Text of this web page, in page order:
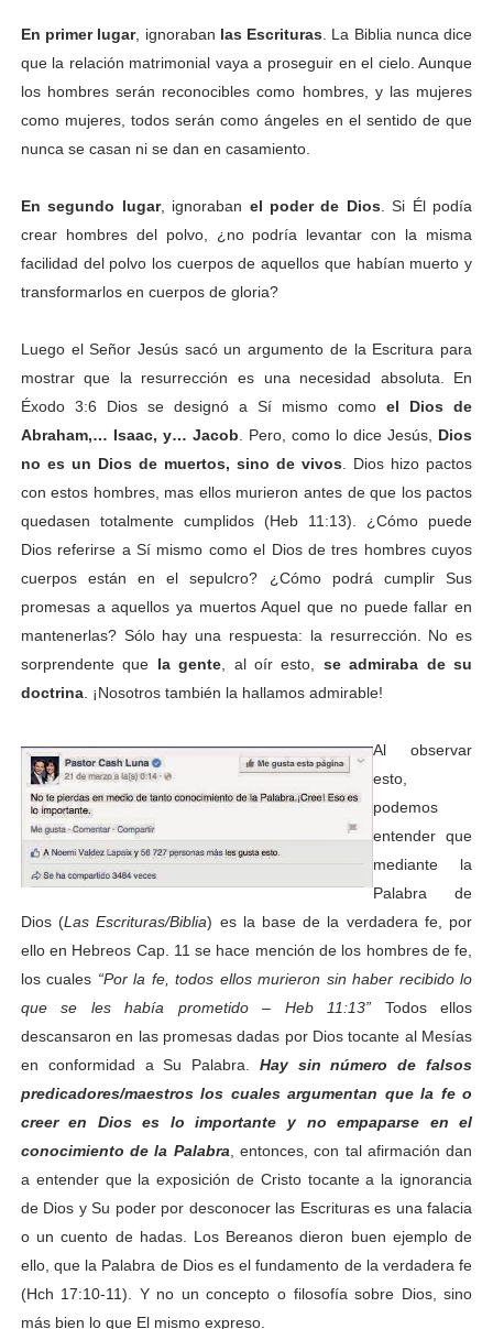
En primer lugar, ignoraban las Escrituras . La Biblia nunca dice
que la relación matrimonial vaya a proseguir en el cielo. Aunque
los hombres serán reconocibles como hombres, y las mujeres
como mujeres, todos serán como ángeles en el sentido de que
nunca se casan ni se dan en casamiento.
En segundo lugar, ignoraban el poder de Dios . Si Él podía
crear hombres del polvo, ¿no podría levantar con la misma
facilidad del polvo los cuerpos de aquellos que habían muerto y
transformarlos en cuerpos de gloria?
Luego el Señor Jesús sacó un argumento de la Escritura para
mostrar que la resurrección es una necesidad absoluta. En
Éxodo 3:6 Dios se designó a Sí mismo comoel
Dios de
Abraham,… Isaac, y… Jacob . Pero, como lo dice Jesús, Dios
no es un Dios de muertos, sino de vivos . Dios hizo pactos
con estos hombres, mas ellos murieron antes de que los pactos
quedasen totalmente cumplidos (Heb 11:13). ¿Cómo puede
Dios referirse a Sí mismo como el Dios de tres hombres cuyos
cuerpos están en el sepulcro? ¿Cómo podrá cumplir Sus
promesas a aquellos ya muertos Aquel que no puede fallar en
mantenerlas? Sólo hay una respuesta: la resurrección. No es
sorprendente que la gente , al oír esto, se admiraba de su
doctrina. ¡Nosotros también la hallamos admirable!
Al observar
esto,
podemos
entender que
mediante la
Palabra de
Dios (Las Escrituras/Biblia) es la base de la verdadera fe, por
ello en Hebreos Cap. 11 se hace mención de los hombres de fe,
los cuales “Por la fe, todos ellos murieron sin haber recibido lo
que se les había prometido– Heb 11:13” Todos ellos
descansaron en las promesas dadas por Dios tocante al Mesías
en conformidad a Su Palabra. Hay sin número de falsos
predicadores/maestros los cuales argumentan que la fe o
creer en Dios es lo importante y no empaparse en el
conocimiento de la Palabra , entonces, con tal afirmación dan
a entender que la exposición de Cristo tocante a la ignorancia
de Dios y Su poder por desconocer las Escrituras es una falacia
o un cuento de hadas. Los Bereanos dieron buen ejemplo de
ello, que la Palabra de Dios es el fundamento de la verdadera fe
(Hch 17:10-11). Y no un concepto o filosofía sobre Dios, sino
más bien lo que El mismo expreso.